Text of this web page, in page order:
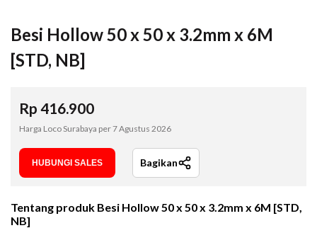
Besi Hollow 50 x 50 x 3.2mm x 6M
[STD, NB]
Rp 416.900
Harga Loco Surabaya per7 Agustus 2026
HUBUNGI SALES Bagikan
Tentang produk Besi Hollow 50 x 50 x 3.2mm x 6M [STD,
NB]